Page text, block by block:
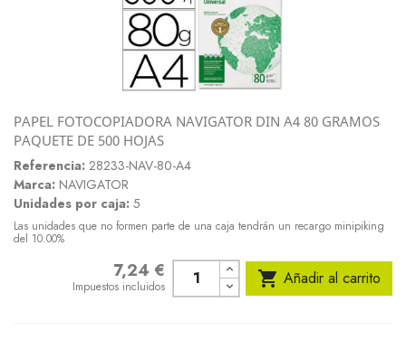
PAPEL FOTOCOPIADORA NAVIGATOR DIN A4 80 GRAMOS
PAQUETE DE 500 HOJAS
Referencia: 28233-NAV-80-A4
Marca: NAVIGATOR
Unidades por caja: 5
Las unidades que no formen parte de una caja tendrán un recargo minipiking
del 10.00%
7,24 €
Impuestos incluidos  Añadir al carrito